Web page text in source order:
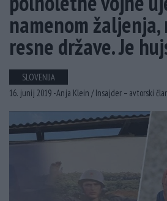
namenom žaljenja,
resne države. Je
SLOVENIJA
16. junij 2019 -Anja Klein /Insajder – avtorski